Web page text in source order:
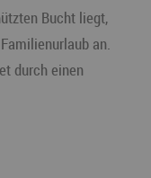
Bucht liegt,
an.
durch einen